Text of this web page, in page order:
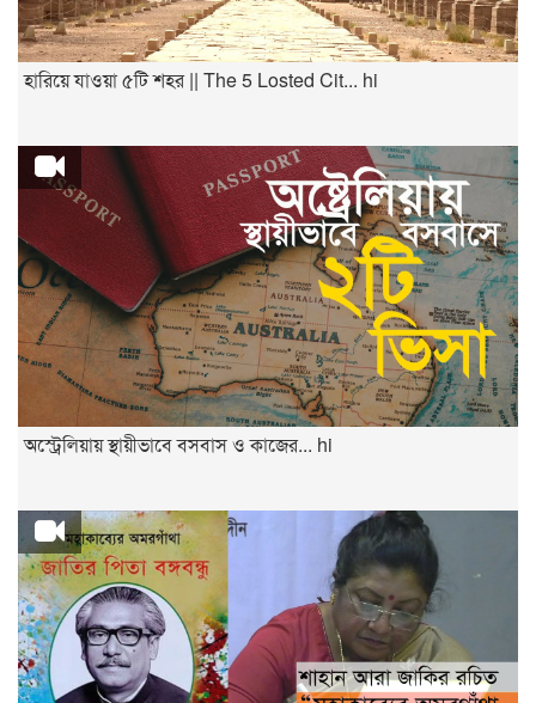
হারিয়ে যাওয়া ৫টি শহর || The 5 Losted Cit... hi
অস্ট্রেলিয়ায় স্থায়ীভাবে বসবাস ও কাজের... hi